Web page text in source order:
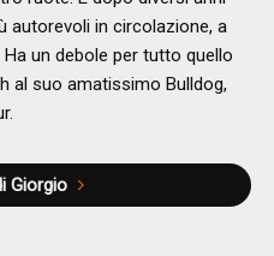
autorevoli in circolazione, a
un debole per tutto quello
al suo amatissimo Bulldog,
Giorgio